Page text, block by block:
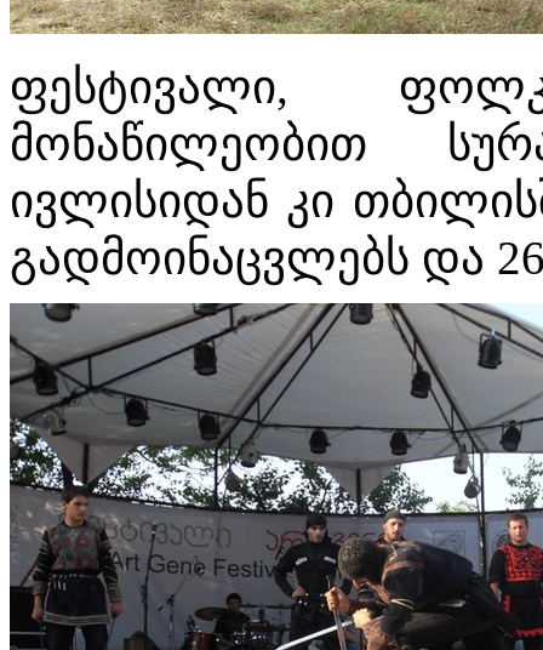
ფესტივალი,
მონაწილეობით
ივლისიდან კი
გადმოინაცვლებს და